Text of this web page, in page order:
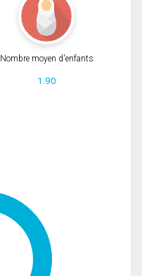
Nombre moyen d'enfants
1.90